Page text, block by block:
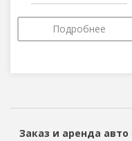
Подробнее
Заказ и аренда